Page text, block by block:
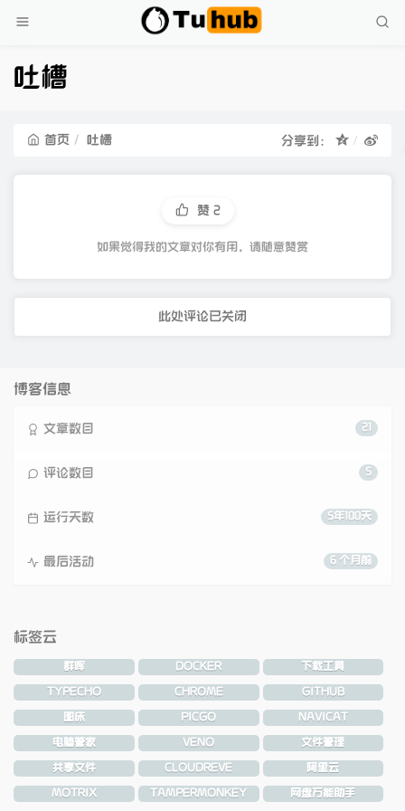
吐槽
首页 吐槽 分享到：
赞 2
如果觉得我的文章对你有用，请随意赞赏
此处评论已关闭
博客信息
21
文章数目
5
评论数目
5年100天
运行天数
6 个月前
最后活动
标签云
群晖 DOCKER
下载工具
TYPECHO
CHROME
GITHUB
图床
PICGO
NAVICAT
电脑管家
VENO
文件管理
共享文件
CLOUDREVE
阿里云
MOTRIX
TAMPERMONKEY 网盘万能助手